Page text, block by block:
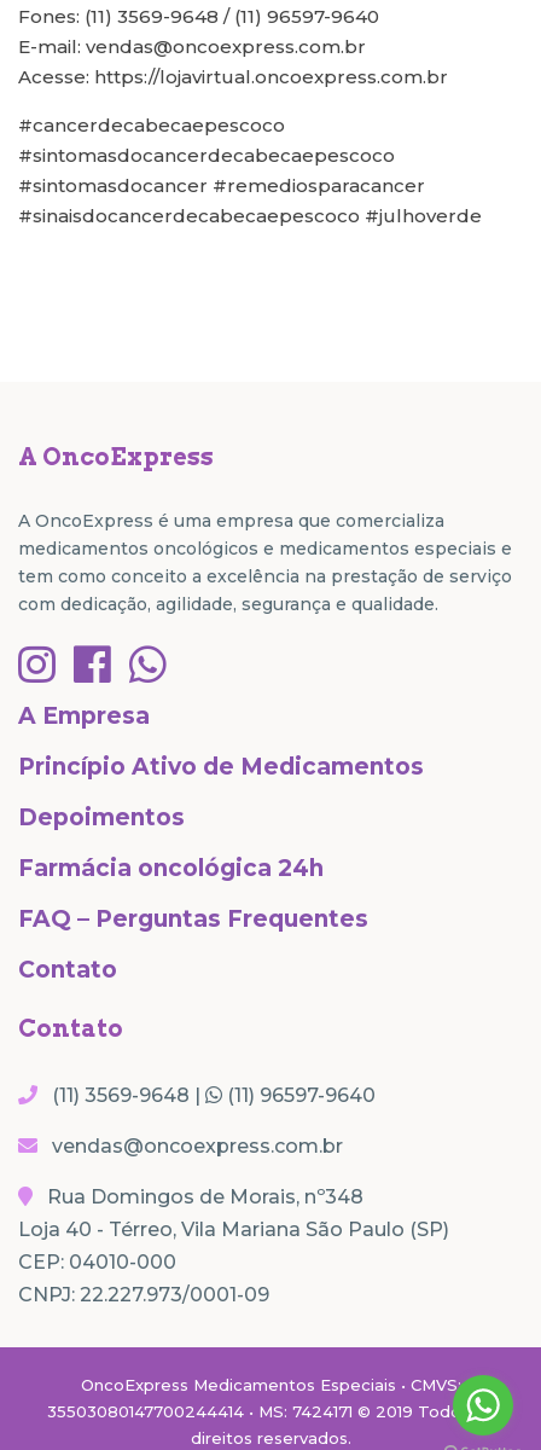
Fones: (11) 3569-9648 / (11) 96597-9640
E-mail: vendas@oncoexpress.com.br
Acesse: https://lojavirtual.oncoexpress.com.br
#cancerdecabecaepescoco
#sintomasdocancerdecabecaepescoco
#sintomasdocancer #remediosparacancer
#sinaisdocancerdecabecaepescoco #julhoverde
A OncoExpress
A OncoExpress é uma empresa que comercializa
medicamentos oncológicos e medicamentos especiais e
tem como conceito a excelência na prestação de serviço
com dedicação, agilidade, segurança e qualidade.
A Empresa
Princípio Ativo de Medicamentos
Depoimentos
Farmácia oncológica 24h
FAQ – Perguntas Frequentes
Contato
Contato
(11) 3569-9648 | (11) 96597-9640
vendas@oncoexpress.com.br
Rua Domingos de Morais, nº348
Loja 40 - Térreo, Vila Mariana São Paulo (SP)
CEP: 04010-000
CNPJ: 22.227.973/0001-09
OncoExpress Medicamentos Especiais • CMVS:
35503080147700244414 • MS: 7424171 © 2019 Todos os
direitos reservados.